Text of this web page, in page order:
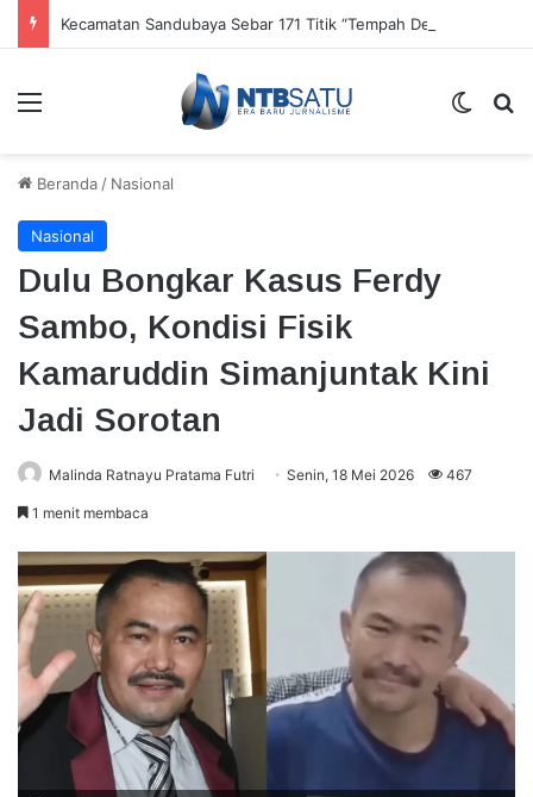
Menu
Beranda / Nasional
Nasional
Dulu Bongkar Kasus Ferdy
Sambo, Kondisi Fisik
Kamaruddin Simanjuntak Kini
Jadi Sorotan
Malinda Ratnayu Pratama Futri Senin, 18 Mei 2026 467
1 menit membaca